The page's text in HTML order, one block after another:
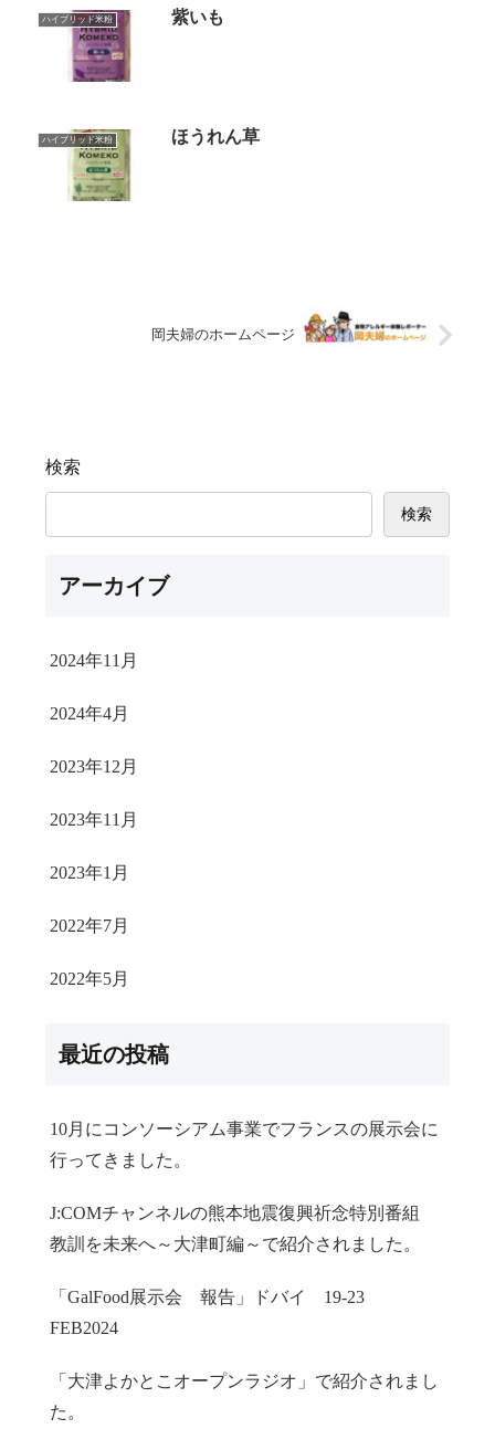
ハイブリッド米粉 紫いも
ハイブリッド米粉 ほうれん草
岡夫婦のホームページ
検索
検索
アーカイブ
2024年11月
2024年4月
2023年12月
2023年11月
2023年1月
2022年7月
2022年5月
最近の投稿
10月にコンソーシアム事業でフランスの展示会に
行ってきました。
J:COMチャンネルの熊本地震復興祈念特別番組
教訓を未来へ～大津町編～で紹介されました。
「GalFood展示会 報告」ドバイ 19-23
FEB2024
「大津よかとこオープンラジオ」で紹介されまし
た。